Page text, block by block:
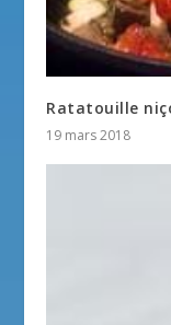
Ratatouille
19 mars 2018